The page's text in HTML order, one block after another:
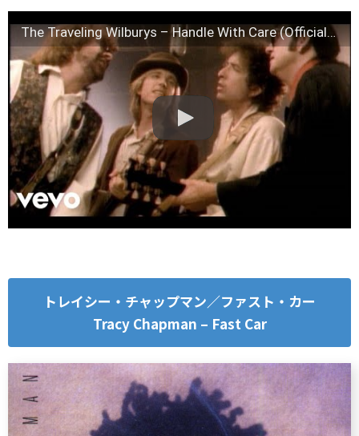
The Traveling Wilburys – Handle With Care (Official Video)
トレイシー・チャップマン／ファスト・カー
Tracy Chapman – Fast Car